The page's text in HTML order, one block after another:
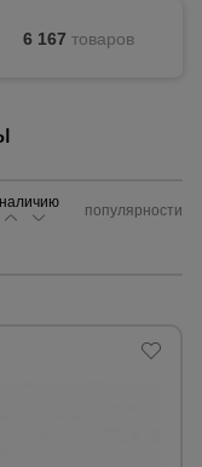
6 167 товаров
наличию популярности